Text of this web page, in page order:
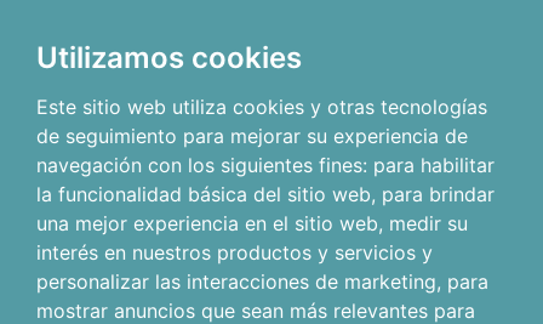
Utilizamos cookies
Este sitio web utiliza cookies y otras tecnologías
de seguimiento para mejorar su experiencia de
navegación con los siguientes fines: para habilitar
la funcionalidad básica del sitio web, para brindar
una mejor experiencia en el sitio web, medir su
interés en nuestros productos y servicios y
personalizar las interacciones de marketing, para
mostrar anuncios que sean más relevantes para